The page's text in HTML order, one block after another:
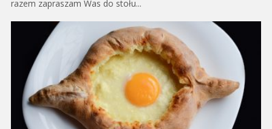
razem zapraszam Was do stołu...